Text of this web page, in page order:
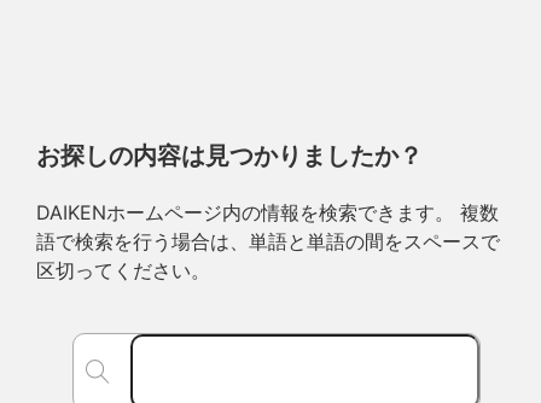
お探しの内容は見つかりましたか？
DAIKENホームページ内の情報を検索できます。 複数
語で検索を行う場合は、単語と単語の間をスペースで
区切ってください。